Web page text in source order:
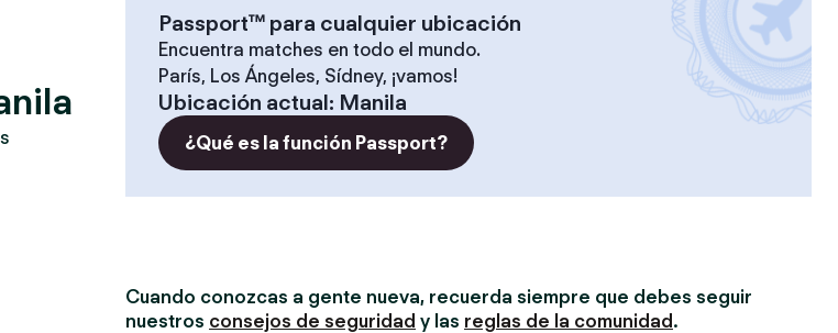
Passport™ para cualquier ubicación
Encuentra matches en todo el mundo.
París, Los Ángeles, Sídney, ¡vamos!
Ubicación actual: Manila
¿Qué es la función Passport?
Cuando conozcas a gente nueva, recuerda siempre que debes seguir
nuestros consejos de seguridad y las reglas de la comunidad .